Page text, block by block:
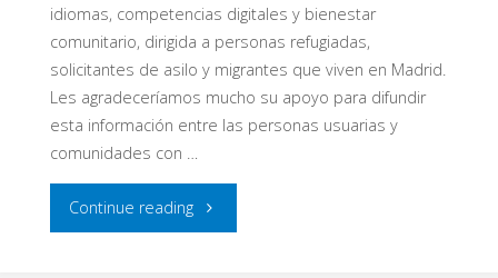
idiomas, competencias digitales y bienestar
comunitario, dirigida a personas refugiadas,
solicitantes de asilo y migrantes que viven en Madrid.
Les agradeceríamos mucho su apoyo para difundir
esta información entre las personas usuarias y
comunidades con …
Continue reading"Cursos